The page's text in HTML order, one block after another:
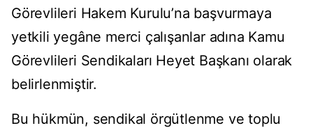
Görevlileri Hakem Kurulu’na başvurmaya
yetkili yegâne merci çalışanlar adına Kamu
Görevlileri Sendikaları Heyet Başkanı olarak
belirlenmiştir.
Bu hükmün, sendikal örgütlenme ve toplu